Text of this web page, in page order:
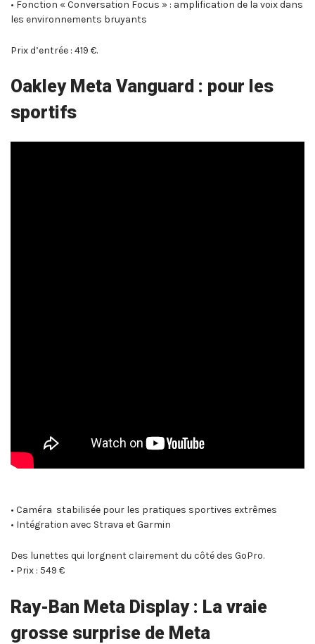
• Fonction « Conversation Focus » : amplification de la voix dans
les environnements bruyants
Prix d’entrée : 419 €.
Oakley Meta Vanguard : pour les
sportifs
• Caméra stabilisée pour les pratiques sportives extrêmes
• Intégration avec Strava et Garmin
Des lunettes qui lorgnent clairement du côté des GoPro.
• Prix : 549 €
Ray-Ban Meta Display : La vraie
grosse surprise de Meta